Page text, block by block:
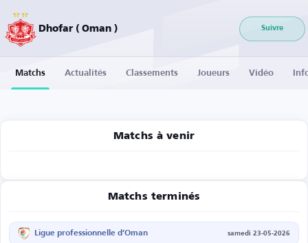
Dhofar ( Oman ) Suivre
Matchs Actualités Classements Joueurs Vidéo
Matchs à venir
Matchs terminés
Ligue professionnelle d’Oman samedi 23-05-2026